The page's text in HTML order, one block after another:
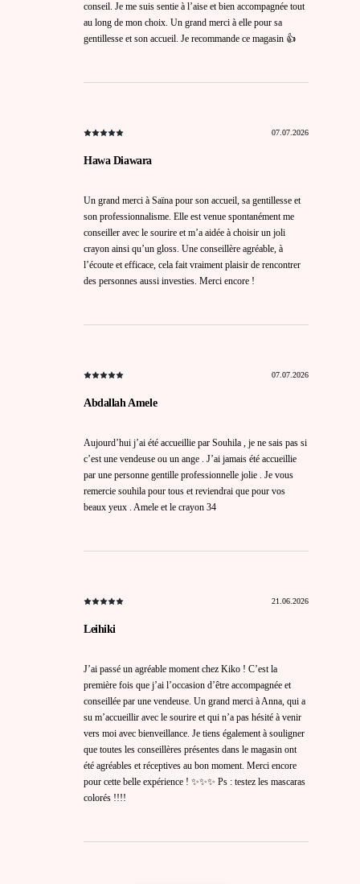
conseil. Je me suis sentie à l’aise et bien accompagnée tout
au long de mon choix. Un grand merci à elle pour sa
gentillesse et son accueil. Je recommande ce magasin 👍
07.07.2026
Hawa Diawara
Un grand merci à Saïna pour son accueil, sa gentillesse et
son professionnalisme. Elle est venue spontanément me
conseiller avec le sourire et m’a aidée à choisir un joli
crayon ainsi qu’un gloss. Une conseillère agréable, à
l’écoute et efficace, cela fait vraiment plaisir de rencontrer
des personnes aussi investies. Merci encore !
07.07.2026
Abdallah Amele
Aujourd’hui j’ai été accueillie par Souhila , je ne sais pas si
c’est une vendeuse ou un ange . J’ai jamais été accueillie
par une personne gentille professionnelle jolie . Je vous
remercie souhila pour tous et reviendrai que pour vos
beaux yeux . Amele et le crayon 34
21.06.2026
Leihiki
J’ai passé un agréable moment chez Kiko ! C’est la
première fois que j’ai l’occasion d’être accompagnée et
conseillée par une vendeuse. Un grand merci à Anna, qui a
su m’accueillir avec le sourire et qui n’a pas hésité à venir
vers moi avec bienveillance. Je tiens également à souligner
que toutes les conseillères présentes dans le magasin ont
été agréables et réceptives au bon moment. Merci encore
pour cette belle expérience ! ✨✨✨ Ps : testez les mascaras
colorés !!!!